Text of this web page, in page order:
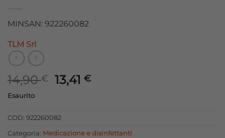
MINSAN: 922260082
TLM Srl
14,90€
Il
era:
14,90 €.
13,41€Il
13,41 €.
Esaurito
COD: 922260082
Categoria: Medicazione e disinfettanti